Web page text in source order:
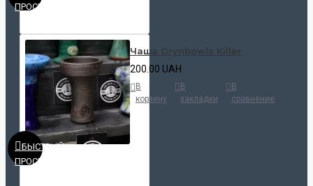
ПРОСМОТР
БЫСТРЫЙ
ПРОСМОТР
Чаша Grynbowls Killer
200.00 UAH
В
корзину
В
закладки
В
сравнение